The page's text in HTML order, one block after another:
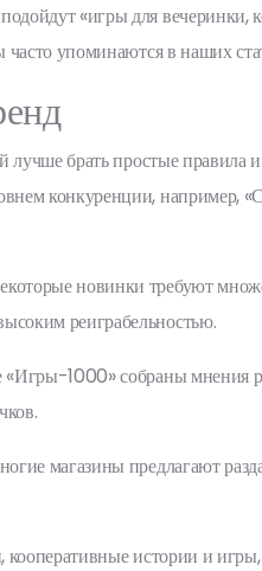
«игры для
упоминаются в наших
брать простые
конкуренции, например,
новинки требуют
реиграбельностью.
1000» собраны мнения
магазины предлагают
истории и